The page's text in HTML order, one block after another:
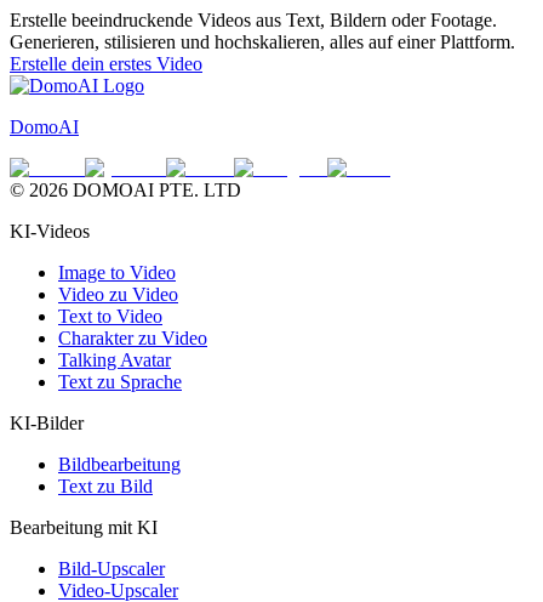
Erstelle beeindruckende Videos aus Text, Bildern oder Footage.
Generieren, stilisieren und hochskalieren, alles auf einer Plattform.
Erstelle dein erstes Video
DomoAI
© 2026 DOMOAI PTE. LTD
KI-Videos
Image to Video
Video zu Video
Text to Video
Charakter zu Video
Talking Avatar
Text zu Sprache
KI-Bilder
Bildbearbeitung
Text zu Bild
Bearbeitung mit KI
Bild-Upscaler
Video-Upscaler